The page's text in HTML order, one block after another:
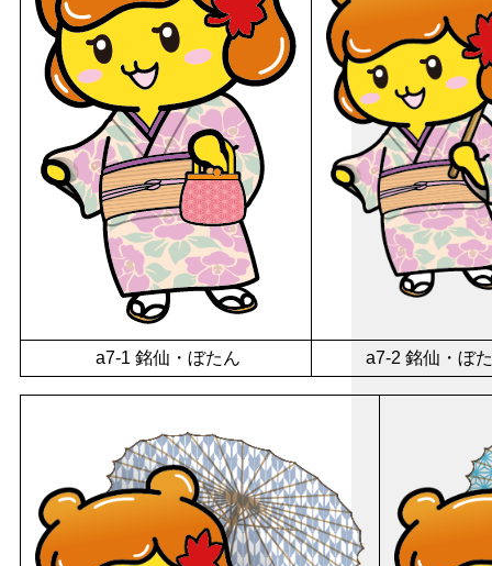
a7-1 銘仙・ぼたん a7-2 銘仙・ぼ